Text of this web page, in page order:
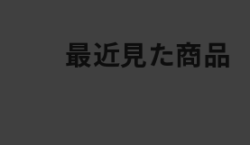
最近見た商品